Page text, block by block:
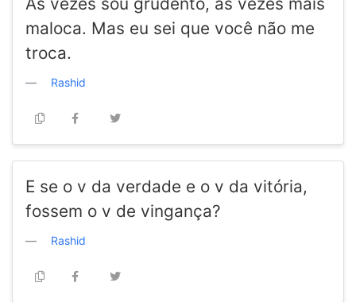
maloca. Mas eu sei que você não me
troca.
Rashid
E se o v da verdade e o v da vitória,
fossem o v de vingança?
Rashid